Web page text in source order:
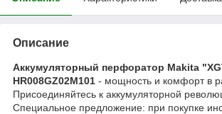
Описание
Аккумуляторный перфоратор Makita
HR008GZ02M101 - мощность и комфорт в
Присоединяйтесь к аккумуляторной
Специальное предложение: при покупке